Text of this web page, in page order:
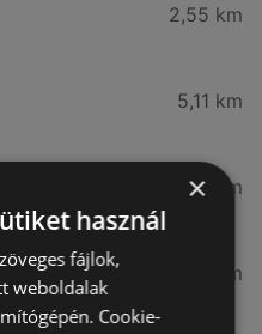
2,55 km
5,11 km
5,24 km
7,03 km
×
használ
fájlok,
weboldalak
Cookie-